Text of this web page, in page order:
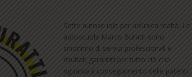
Sette autoscuole per un’unica realtà. Le
autoscuole Marco Buratti sono
sinonimo di servizi professionali e
risultati garantiti per tutto ciò che
riguarda il conseguimento delle patenti